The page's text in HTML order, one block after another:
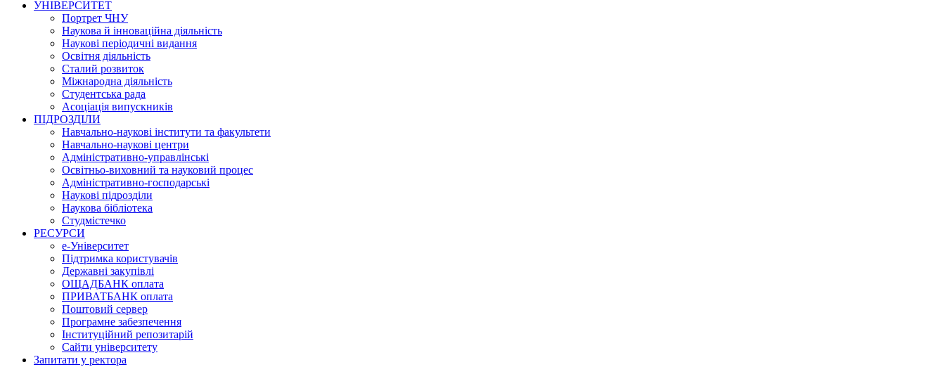
УНІВЕРСИТЕТ
Портрет ЧНУ
Наукова й інноваційна діяльність
Наукові періодичні видання
Освітня діяльність
Сталий розвиток
Міжнародна діяльність
Студентська рада
Асоціація випускників
ПІДРОЗДІЛИ
Навчально-наукові інститути та факультети
Навчально-наукові центри
Адміністративно-управлінські
Освітньо-виховний та науковий процес
Адміністративно-господарські
Наукові підрозділи
Наукова бібліотека
Студмістечко
РЕСУРСИ
е-Університет
Підтримка користувачів
Державні закупівлі
ОЩАДБАНК оплата
ПРИВАТБАНК оплата
Поштовий сервер
Програмне забезпечення
Інституційний репозитарій
Сайти університету
Запитати у ректора